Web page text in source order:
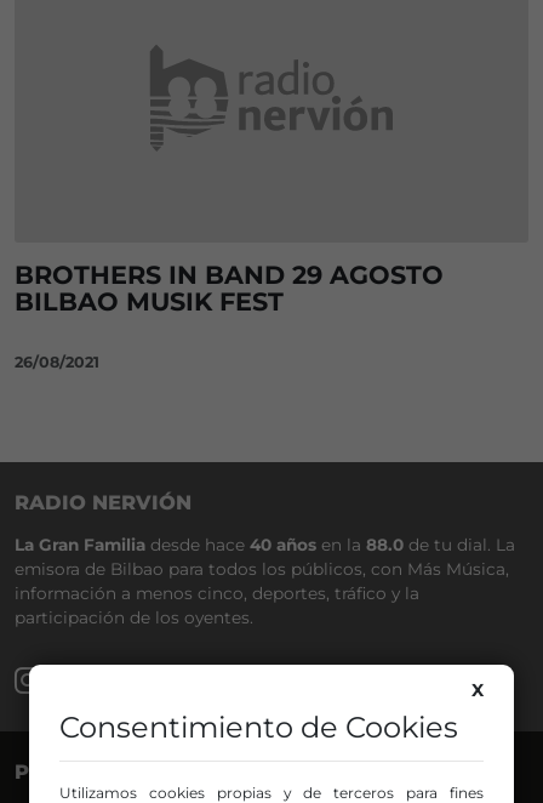
BROTHERS IN BAND 29 AGOSTO
BILBAO MUSIK FEST
26/08/2021
RADIO NERVIÓN
La Gran Familia desde hace 40 años en la 88.0 de tu dial. La
emisora de Bilbao para todos los públicos, con Más Música,
información a menos cinco, deportes, tráfico y la
participación de los oyentes.
PROGRAMAS
X
Consentimiento de Cookies
Utilizamos cookies propias y de terceros para fines